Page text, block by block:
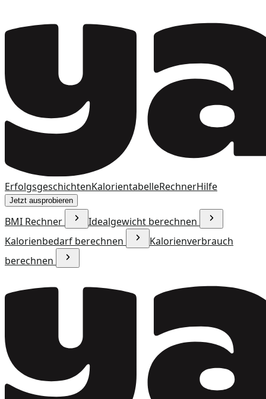
ErfolgsgeschichtenKalorientabelleRechnerHilfe
Jetzt ausprobieren
BMI Rechner
Idealgewicht berechnen
Kalorienbedarf berechnen
Kalorienverbrauch
berechnen